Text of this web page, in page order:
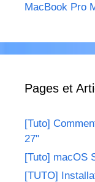
MacBook Pro
Pages et
[Tuto]
27"
[Tuto] macOS
[TUTO]